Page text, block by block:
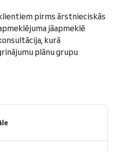
pirms ārstnieciskās
jāapmeklē
kurā
plānu grupu